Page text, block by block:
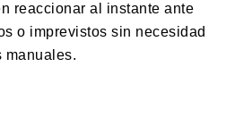
reaccionar al instante ante
o imprevistos sin necesidad
manuales.